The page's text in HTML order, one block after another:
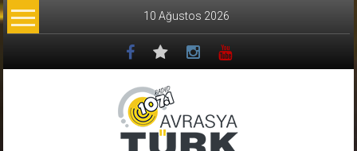
İçeriğe
geç
10 Ağustos 2026